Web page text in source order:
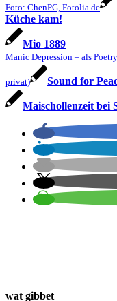
Foto: ChenPG, Fotolia.de
Küche kam!
Mio 1889
Manic Depression – als
privat) Sound for
Maischollenzeit bei
wat gibbet